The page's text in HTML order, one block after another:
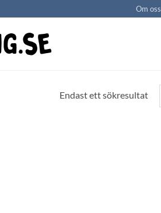
Om oss
Endast ett sökresultat